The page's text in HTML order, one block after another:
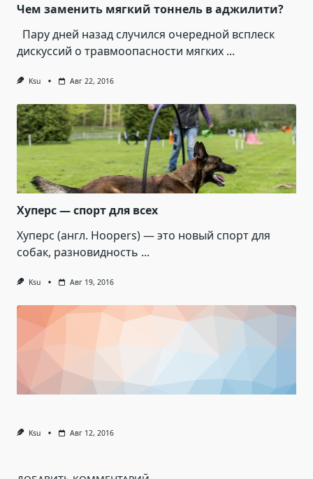
Чем заменить мягкий тоннель в аджилити?
Пару дней назад случился очередной всплеск
дискуссий о травмоопасности мягких ...
Ksu Авг 22, 2016
Хуперс — спорт для всех
Хуперс (англ. Hoopers) — это новый спорт для
собак, разновидность ...
Ksu Авг 19, 2016
Ksu Авг 12, 2016